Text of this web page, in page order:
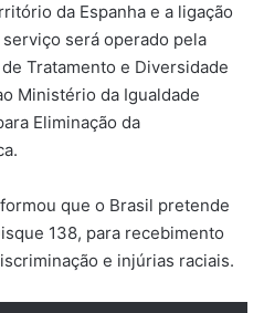
da Espanha e a ligação
será operado pela
Tratamento e Diversidade
Ministério da Igualdade
Eliminação da
que o Brasil pretende
138, para recebimento
e injúrias raciais.